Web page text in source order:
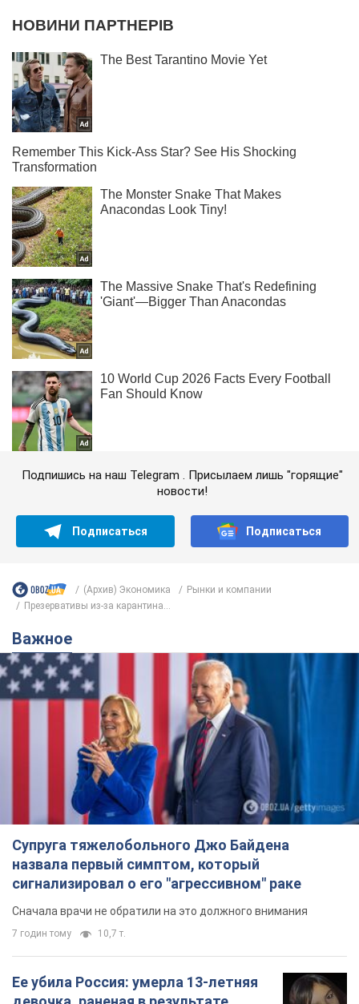
Подпишись на наш Telegram . Присылаем лишь "горящие"
новости!
Подписаться Подписаться
(Архив) Экономика
Рынки и компании
Презервативы из-за карантина...
Важное
Супруга тяжелобольного Джо Байдена
назвала первый симптом, который
сигнализировал о его "агрессивном" раке
Сначала врачи не обратили на это должного внимания
7 годин тому 10,7 т.
Ее убила Россия: умерла 13-летняя